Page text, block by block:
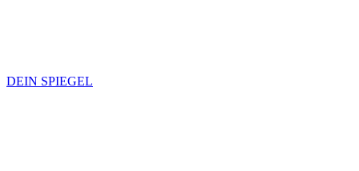
DEIN SPIEGEL